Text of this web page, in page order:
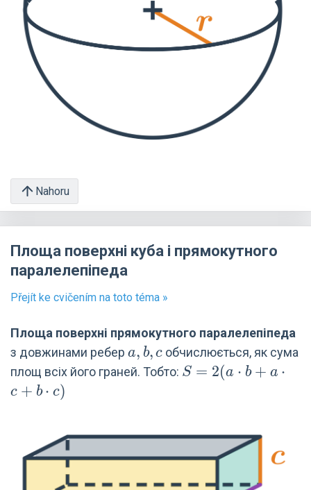
Nahoru
Площа поверхні куба і прямокутного
паралелепіпеда
Přejít ke cvičením na toto téma »
Площа поверхні прямокутного паралелепіпеда
з довжинами ребер a,b,c
a, b, c обчислюється, як сума
площ всіх його граней. Тобто: S=2
c + b
\cdot
c)
S = 2(a ⋅ b + a ⋅
c + b ⋅ c)